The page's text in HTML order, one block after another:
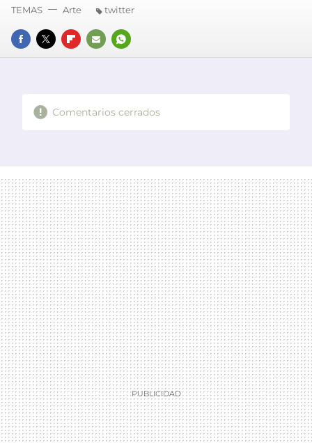
FACEBOOK
TWITTERFLIPBOARD
E-
WHATSAPP
TEMAS Arte twitter
Comentarios cerrados